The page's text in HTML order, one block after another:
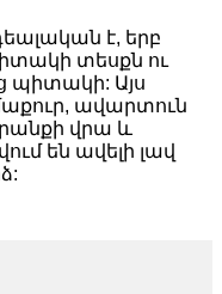
է, երբ
տեսքն ու
պիտակի: Այս
ավարտուն
վրա և
են ավելի լավ